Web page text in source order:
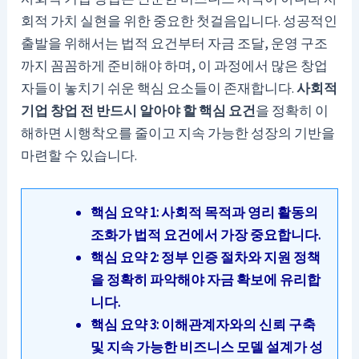
회적 가치 실현을 위한 중요한 첫걸음입니다. 성공적인
출발을 위해서는 법적 요건부터 자금 조달, 운영 구조
까지 꼼꼼하게 준비해야 하며, 이 과정에서 많은 창업
자들이 놓치기 쉬운 핵심 요소들이 존재합니다.사회적
기업 창업 전 반드시 알아야 할 핵심 요건을 정확히 이
해하면 시행착오를 줄이고 지속 가능한 성장의 기반을
마련할 수 있습니다.
핵심 요약 1: 사회적 목적과 영리 활동의
조화가 법적 요건에서 가장 중요합니다.
핵심 요약 2: 정부 인증 절차와 지원 정책
을 정확히 파악해야 자금 확보에 유리합
니다.
핵심 요약 3: 이해관계자와의 신뢰 구축
및 지속 가능한 비즈니스 모델 설계가 성